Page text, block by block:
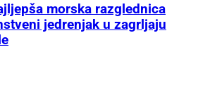
morska razglednica
jedrenjak u zagrljaju